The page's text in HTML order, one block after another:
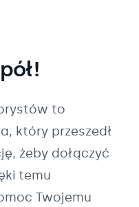
to
który przeszedł
żeby dołączyć
temu
Twojemu